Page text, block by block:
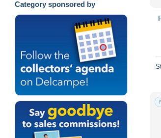
Category sponsored by